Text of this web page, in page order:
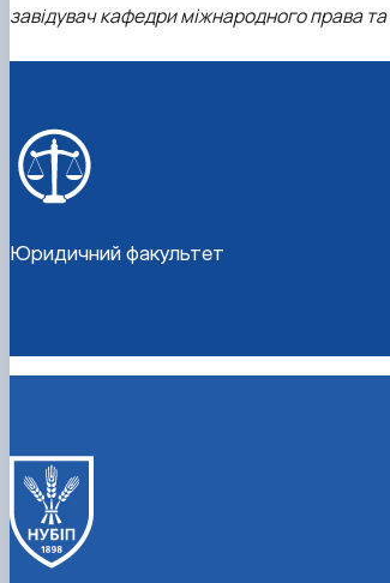
завідувач кафедри міжнародного права та
Юридичний факультет